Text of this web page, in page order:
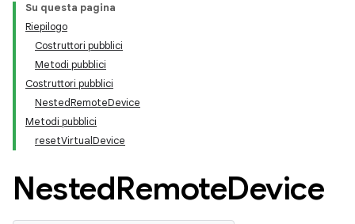
Su questa pagina
Riepilogo
Costruttori pubblici
Metodi pubblici
Costruttori pubblici
NestedRemoteDevice
Metodi pubblici
resetVirtualDevice
NestedRemoteDevice